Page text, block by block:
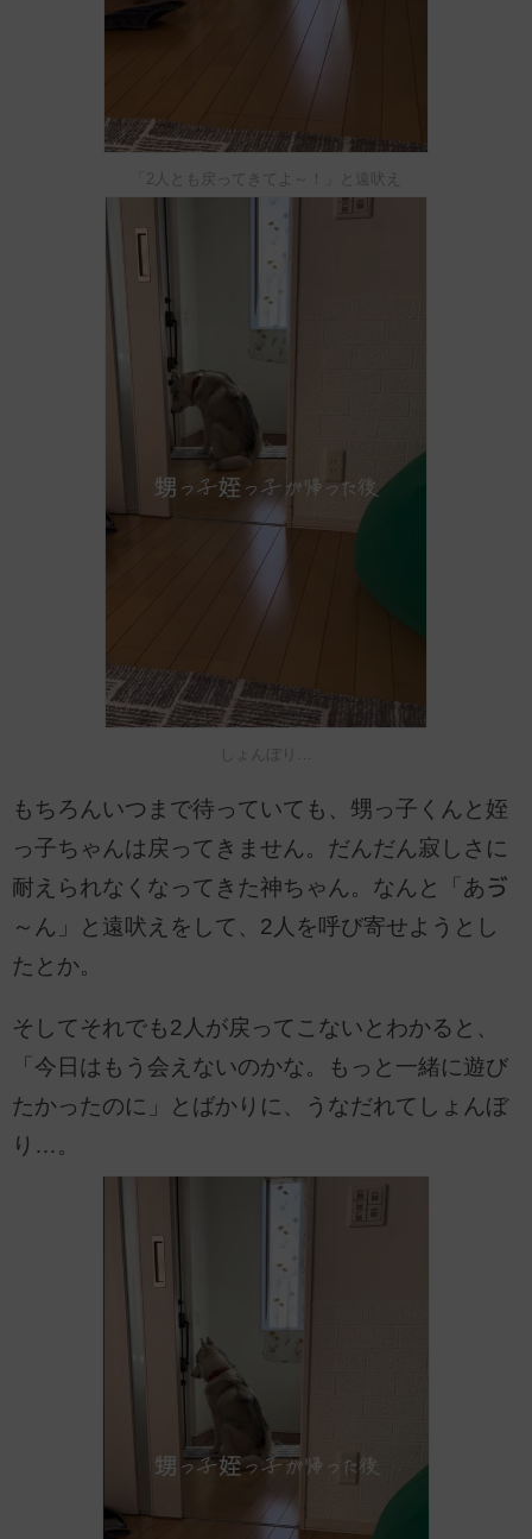
「2人とも戻ってきてよ～！」と遠吠え
しょんぼり…
もちろんいつまで待っていても、甥っ子くんと姪
っ子ちゃんは戻ってきません。だんだん寂しさに
耐えられなくなってきた神ちゃん。なんと「あゔ
～ん」と遠吠えをして、2人を呼び寄せようとし
たとか。
そしてそれでも2人が戻ってこないとわかると、
「今日はもう会えないのかな。もっと一緒に遊び
たかったのに」とばかりに、うなだれてしょんぼ
り…。